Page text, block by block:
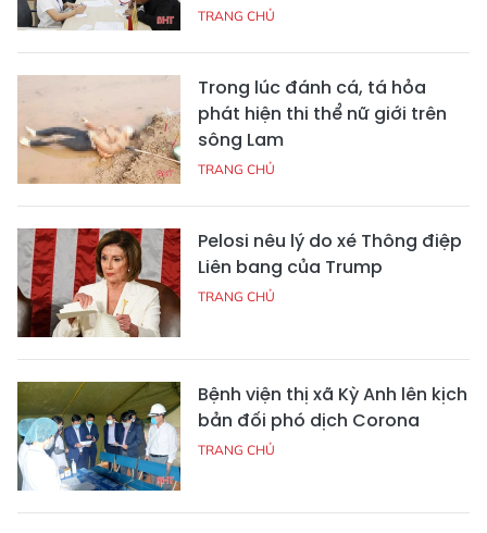
TRANG CHỦ
Trong lúc đánh cá, tá hỏa
phát hiện thi thể nữ giới trên
sông Lam
TRANG CHỦ
Pelosi nêu lý do xé Thông điệp
Liên bang của Trump
TRANG CHỦ
Bệnh viện thị xã Kỳ Anh lên kịch
bản đối phó dịch Corona
TRANG CHỦ